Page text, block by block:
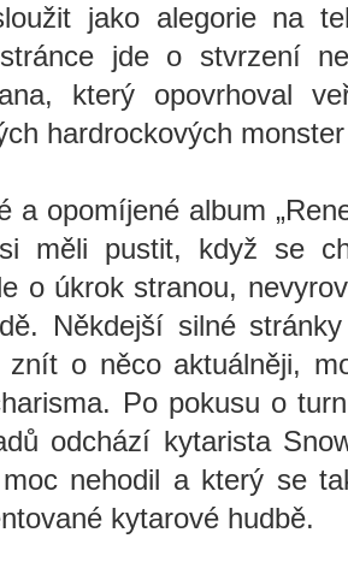
jako alegorie na
jde o stvrzení
který opovrhoval
hardrockových
a opomíjené album
měli pustit, když se
o úkrok stranou,
Někdejší silné
o něco aktuálněji,
Po pokusu o
odchází kytarista
nehodil a který se
kytarové hudbě.